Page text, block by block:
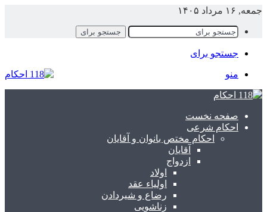
جمعه, ۱۶ مرداد ۱۴۰۵
جستجو برای
جستجو برای
منو
صفحه نخست
احکام شرعی
احکام مختص بانوان و آقایان
آقایان
ازدواج
اولاد
اولیاء عقد
رضاع و شیردادن
زناشویی